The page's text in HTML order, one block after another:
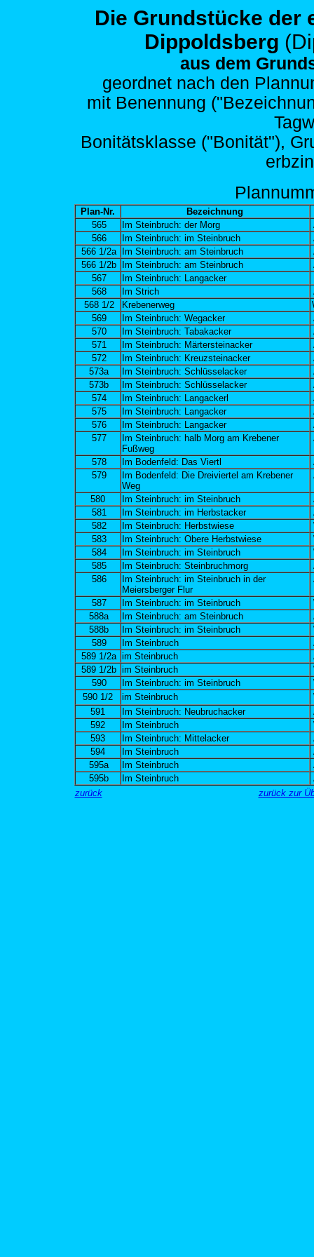
Die Grundstücke der
Dippoldsberg
aus dem
geordnet nach den
mit Benennung
Bonitätsklasse ("Bonität"),
Plann
Plan-Nr.
Bezeichnung
565
Im Steinbruch: der Morg
566
Im Steinbruch: im Steinbruch
566 1/2a
Im Steinbruch: am Steinbruch
566 1/2b
Im Steinbruch: am Steinbruch
567
Im Steinbruch: Langacker
568
Im Strich
568 1/2
Krebenerweg
569
Im Steinbruch: Wegacker
570
Im Steinbruch: Tabakacker
571
Im Steinbruch: Märtersteinacker
572
Im Steinbruch: Kreuzsteinacker
573a
Im Steinbruch: Schlüsselacker
573b
Im Steinbruch: Schlüsselacker
574
Im Steinbruch: Langackerl
575
Im Steinbruch: Langacker
576
Im Steinbruch: Langacker
577
Im Steinbruch: halb Morg am Krebener
Fußweg
578 Im Bodenfeld: Das Viertl
579
Im Bodenfeld: Die Dreiviertel am Krebener
Weg
580 Im Steinbruch: im Steinbruch
581
Im Steinbruch: im Herbstacker
582
Im Steinbruch: Herbstwiese
583
Im Steinbruch: Obere Herbstwiese
584
Im Steinbruch: im Steinbruch
585
Im Steinbruch: Steinbruchmorg
586
Im Steinbruch: im Steinbruch in der
Meiersberger Flur
587 Im Steinbruch: im Steinbruch
588a
Im Steinbruch: am Steinbruch
588b
Im Steinbruch: im Steinbruch
589
Im Steinbruch
589 1/2a im Steinbruch
589 1/2b im Steinbruch
590
Im Steinbruch: im Steinbruch
590 1/2
im Steinbruch
591
Im Steinbruch: Neubruchacker
592
Im Steinbruch
593
Im Steinbruch: Mittelacker
594
Im Steinbruch
595a
Im Steinbruch
595b
Im Steinbruch
zurück
zurück zur